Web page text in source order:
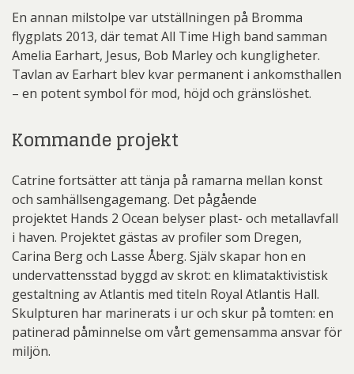
En annan milstolpe var utställningen på Bromma
flygplats 2013, där temat All Time High band samman
Amelia Earhart, Jesus, Bob Marley och kungligheter.
Tavlan av Earhart blev kvar permanent i ankomsthallen
– en potent symbol för mod, höjd och gränslöshet.
Kommande projekt
Catrine fortsätter att tänja på ramarna mellan konst
och samhällsengagemang. Det pågående
projektet Hands 2 Ocean belyser plast- och metallavfall
i haven. Projektet gästas av profiler som Dregen,
Carina Berg och Lasse Åberg. Själv skapar hon en
undervattensstad byggd av skrot: en klimataktivistisk
gestaltning av Atlantis med titeln Royal Atlantis Hall.
Skulpturen har marinerats i ur och skur på tomten: en
patinerad påminnelse om vårt gemensamma ansvar för
miljön.